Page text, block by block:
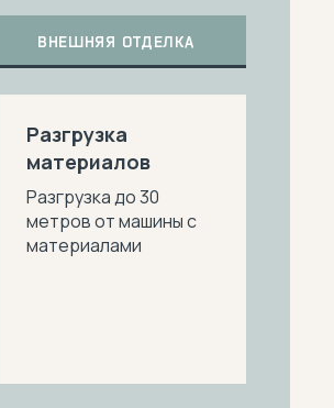
ВНЕШНЯЯ ОТДЕЛКА
Разгрузка
материалов
Разгрузка до 30
метров от машины с
материалами